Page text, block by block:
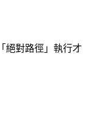
絕對路徑」執行才